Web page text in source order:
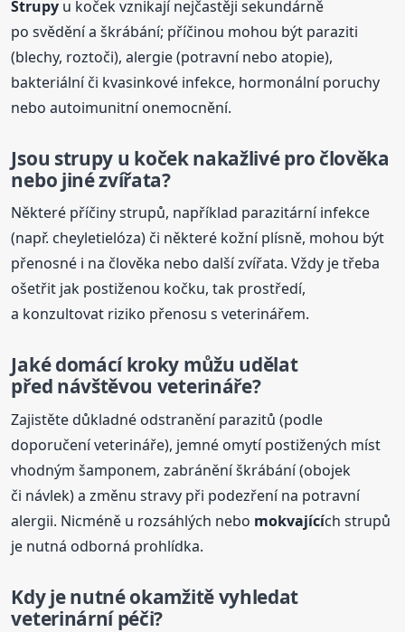
Strupy u koček vznikají nejčastěji sekundárně
po svědění a škrábání; příčinou mohou být paraziti
(blechy, roztoči), alergie (potravní nebo atopie),
bakteriální či kvasinkové infekce, hormonální poruchy
nebo autoimunitní onemocnění.
Jsou strupy u koček nakažlivé pro člověka
nebo jiné zvířata?
Některé příčiny strupů, například parazitární infekce
(např. cheyletielóza) či některé kožní plísně, mohou být
přenosné i na člověka nebo další zvířata. Vždy je třeba
ošetřit jak postiženou kočku, tak prostředí,
a konzultovat riziko přenosu s veterinářem.
Jaké domácí kroky můžu udělat
před návštěvou veterináře?
Zajistěte důkladné odstranění parazitů (podle
doporučení veterináře), jemné omytí postižených míst
vhodným šamponem, zabránění škrábání (obojek
či návlek) a změnu stravy při podezření na potravní
alergii. Nicméně u rozsáhlých nebo mokvajících strupů
je nutná odborná prohlídka.
Kdy je nutné okamžitě vyhledat
veterinární péči?